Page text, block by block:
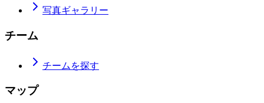
写真ギャラリー
チーム
チームを探す
マップ